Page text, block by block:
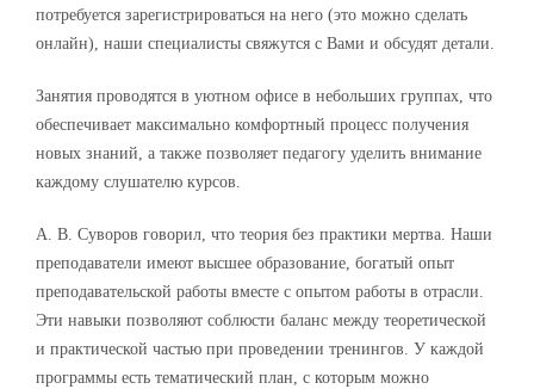
потребуется зарегистрироваться на него (это можно сделать
онлайн), наши специалисты свяжутся с Вами и обсудят детали.
Занятия проводятся в уютном офисе в небольших группах, что
обеспечивает максимально комфортный процесс получения
новых знаний, а также позволяет педагогу уделить внимание
каждому слушателю курсов.
А. В. Суворов говорил, что теория без практики мертва. Наши
преподаватели имеют высшее образование, богатый опыт
преподавательской работы вместе с опытом работы в отрасли.
Эти навыки позволяют соблюсти баланс между теоретической
и практической частью при проведении тренингов. У каждой
программы есть тематический план, с которым можно